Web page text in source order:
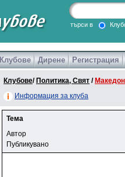
търси в
Клубове Дирене Регистрация
Клубове/ Политика, Свят /
Информация за клуба
Тема
Автор
Публикувано